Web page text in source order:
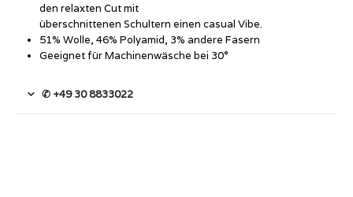
den relaxten Cut mit
überschnittenen Schultern einen casual Vibe.
51% Wolle, 46% Polyamid, 3% andere Fasern
Geeignet für Machinenwäsche bei 30°
✆ +49 30 8833022